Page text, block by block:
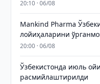
20:10 · 06/08
Mankind Pharma
лойиҳаларини
20:00 · 06/08
Ўзбекистонда июль
расмийлаштирилди